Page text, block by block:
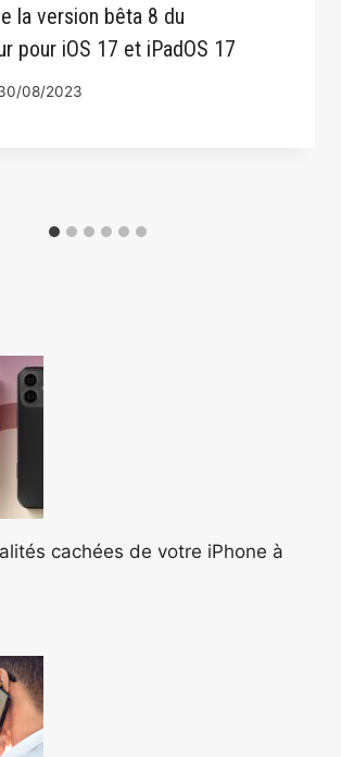
la version bêta 8 du
pour iOS 17 et iPadOS 17
08/2023
cachées de votre iPhone à